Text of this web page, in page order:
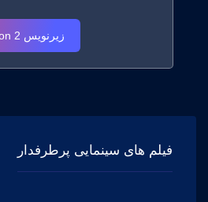
فیلم های سینمایی پرطرفدار
زیرنویس La Brea - Season 2